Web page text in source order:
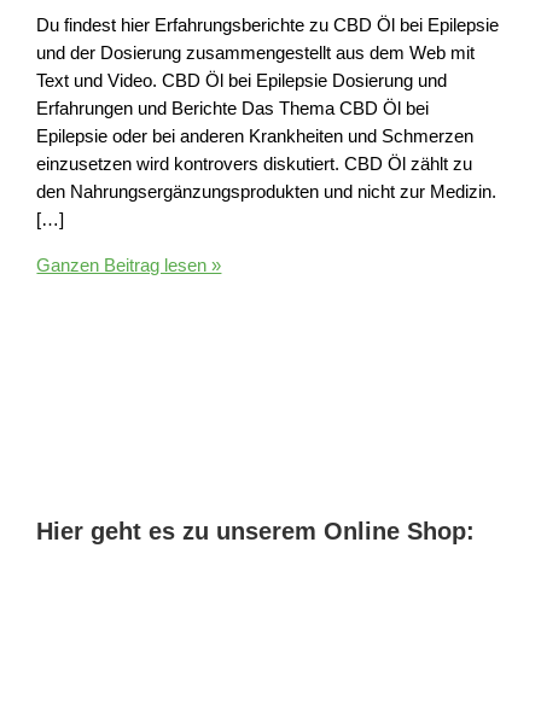
Du findest hier Erfahrungsberichte zu CBD Öl bei Epilepsie
und der Dosierung zusammengestellt aus dem Web mit
Text und Video. CBD Öl bei Epilepsie Dosierung und
Erfahrungen und Berichte Das Thema CBD Öl bei
Epilepsie oder bei anderen Krankheiten und Schmerzen
einzusetzen wird kontrovers diskutiert. CBD Öl zählt zu
den Nahrungsergänzungsprodukten und nicht zur Medizin.
[…]
CBD
Ganzen Beitrag lesen »
Hier geht es zu unserem Online Shop: